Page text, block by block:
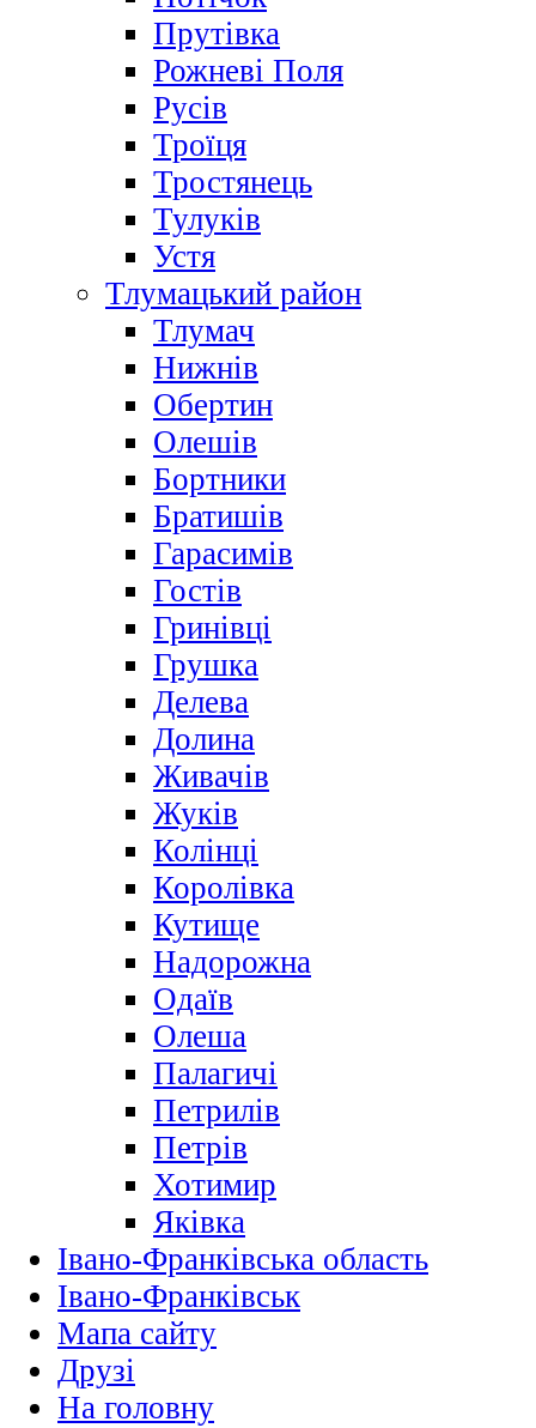
Прутівка
Рожневі Поля
Русів
Троїця
Тростянець
Тулуків
Устя
Тлумацький район
Тлумач
Нижнів
Обертин
Олешів
Бортники
Братишів
Гарасимів
Гостів
Гринівці
Грушка
Делева
Долина
Живачів
Жуків
Колінці
Королівка
Кутище
Надорожна
Одаїв
Олеша
Палагичі
Петрилів
Петрів
Хотимир
Яківка
Івано-Франківська область
Івано-Франківськ
Мапа сайту
Друзі
На головну